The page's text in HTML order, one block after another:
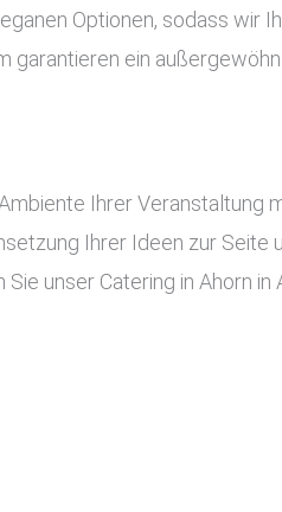
Optionen, sodass wir
garantieren ein
Ihrer Veranstaltung
Ihrer Ideen zur Seite
unser Catering in Ahorn in